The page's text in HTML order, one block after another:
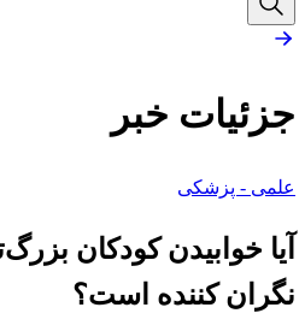
جزئیات خبر
علمی - پزشکی
آیا خوابیدن کودکان
نگران کننده است؟